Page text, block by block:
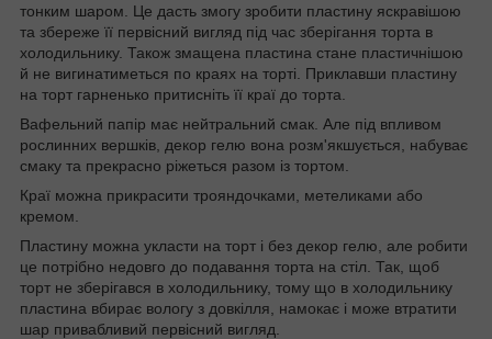
тонким шаром. Це дасть змогу зробити пластину яскравішою
та збереже її первісний вигляд під час зберігання торта в
холодильнику. Також змащена пластина стане пластичнішою
й не вигинатиметься по краях на торті. Приклавши пластину
на торт гарненько притисніть її краї до торта.
Вафельний папір має нейтральний смак. Але під впливом
рослинних вершків, декор гелю вона розм'якшується, набуває
смаку та прекрасно ріжеться разом із тортом.
Краї можна прикрасити трояндочками, метеликами або
кремом.
Пластину можна укласти на торт і без декор гелю, але робити
це потрібно недовго до подавання торта на стіл. Так, щоб
торт не зберігався в холодильнику, тому що в холодильнику
пластина вбирає вологу з довкілля, намокає і може втратити
шар привабливий первісний вигляд.